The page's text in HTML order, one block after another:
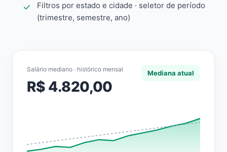
Filtros por estado e cidade · seletor de período
(trimestre, semestre, ano)
Salário mediano · histórico mensal
R$ 4.820,00
Mediana atual